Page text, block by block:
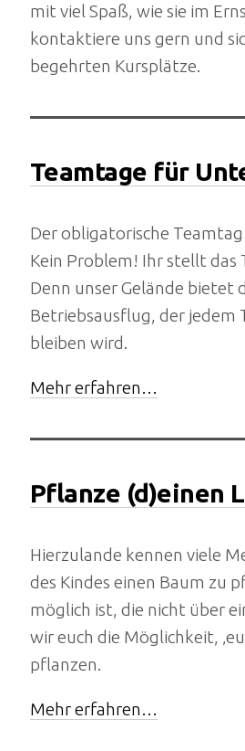
mit viel Spaß, wie sie im
kontaktiere uns gern und
begehrten Kursplätze.
Teamtage für
Der obligatorische
Kein Problem! Ihr stellt das
Denn unser Gelände bietet
Betriebsausflug, der jedem
bleiben wird.
Mehr erfahren…
Pflanze (d)einen
Hierzulande kennen viele
des Kindes einen Baum zu
möglich ist, die nicht über
wir euch die Möglichkeit,
pflanzen.
Mehr erfahren…